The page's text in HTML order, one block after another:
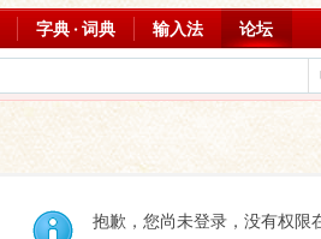
字典 · 词典 输入法 论坛
抱歉，您尚未登录，没有权限